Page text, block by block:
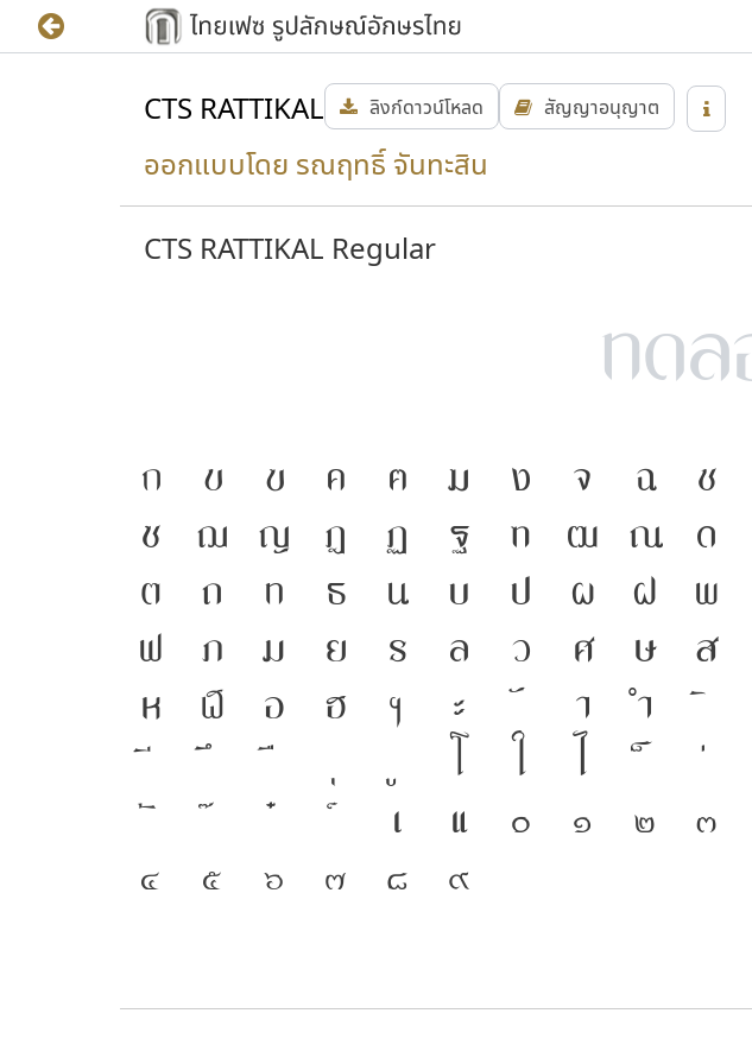
CTS RATTIKAL ลิงก์ดาวน์โหลด สัญญาอนุญาต
ออกแบบโดย รณฤทธิ์ จันทะสิน
CTS RATTIKAL Regular
ก ข ฃ ค ฅ ฆ ง จ ฉ
ช
ซ ฌ ญ ฎ ฏ ฐ ฑ ฒ ณ ด
ต
ถ ท ธ น บ ป ผ ฝ
พ
ฟ
ภ ม ย ร ล ว ศ ษ
ส
ห
ฬ อ ฮ ฯ ะ า
ำ
โ
ใ
ไ
เ
แ ๐ ๑ ๒
๓
๔
๕ ๖ ๗ ๘ ๙